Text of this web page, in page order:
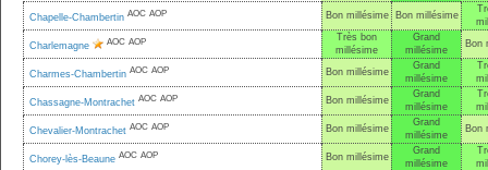
Chapelle-Chambertin AOC AOP Bon millésime Bon millésime
Charlemagne AOC AOP
Très bon
millésime
Grand
millésime
Bon
Charmes-Chambertin AOC AOP Bon millésime
Grand
millésime
Chassagne-Montrachet AOC AOP Bon millésime
Grand
millésime
Chevalier-Montrachet AOC AOP Bon millésime
Grand
millésime
Bon
Chorey-lès-Beaune AOC AOP Bon millésime
Grand
millésime